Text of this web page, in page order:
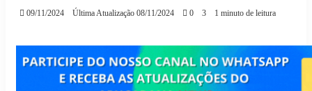
09/11/2024 Última Atualização 08/11/2024 0 3 1 minuto de leitura